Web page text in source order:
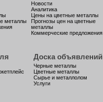
металлы
Новости
Аналитика
Цены на цветные металлы
Прогнозы цен на цветные
металлы
Коммерческие предложения
Доска объявлений
Черные металлы
Цветные металлы
Сырье и металлолом
Услуги